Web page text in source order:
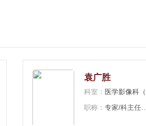
袁广胜
科室： 医学影像科（介入诊疗室）
职称： 专家/科主任/主任医师